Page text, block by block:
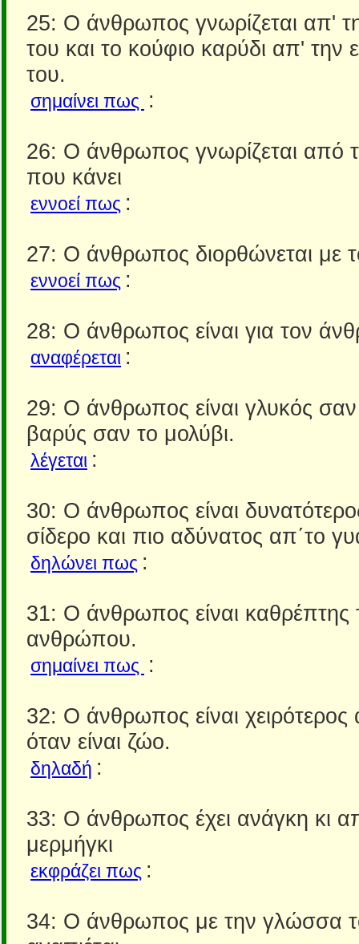
25: Ο άνθρωπος γνωρίζεται απ'
του και το κούφιο καρύδι απ' την
του.
σημαίνει πως :
26: Ο άνθρωπος γνωρίζεται από
που κάνει
εννοεί πως :
27: Ο άνθρωπος διορθώνεται με
εννοεί πως :
28: Ο άνθρωπος είναι για τον
αναφέρεται :
29: Ο άνθρωπος είναι γλυκός σαν
βαρύς σαν το μολύβι.
λέγεται :
30: Ο άνθρωπος είναι
σίδερο και πιο αδύνατος απ΄το
δηλώνει πως :
31: Ο άνθρωπος είναι καθρέπτης
ανθρώπου.
σημαίνει πως :
32: Ο άνθρωπος είναι
όταν είναι ζώο.
δηλαδή :
33: Ο άνθρωπος έχει ανάγκη κι
μερμήγκι
εκφράζει πως :
34: Ο άνθρωπος με την γλώσσα